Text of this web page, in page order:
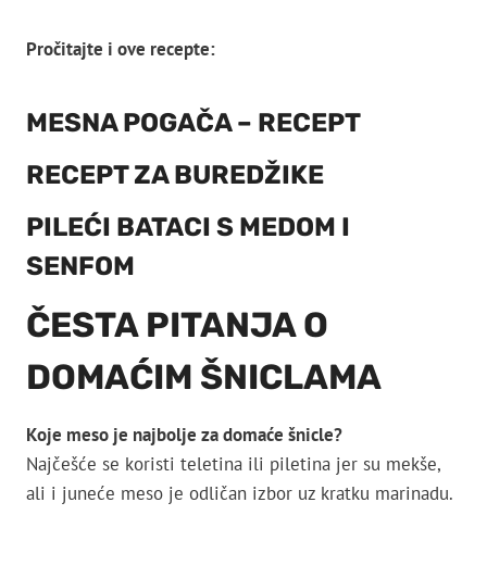
Pročitajte i ove recepte:
MESNA POGAČA – RECEPT
RECEPT ZA BUREDŽIKE
PILEĆI BATACI S MEDOM I
SENFOM
ČESTA PITANJA O
DOMAĆIM ŠNICLAMA
Koje meso je najbolje za domaće šnicle?
Najčešće se koristi teletina ili piletina jer su mekše,
ali i juneće meso je odličan izbor uz kratku marinadu.